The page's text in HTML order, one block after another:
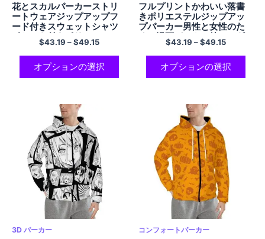
花とスカルパーカーストリ
ートウェアジップアップフ
ード付きスウェットシャツ
ポケット付きポリエステル
パーカーハロウィンパーカ
ー
$43.19 –$49.15
オプションの選択
フルプリントかわいい落書
きポリエステルジップアッ
プパーカー男性と女性のた
めの漫画パーカー彼へのギ
$43.19 –$49.15
オプションの選択
3D パーカー コンフォートパーカー